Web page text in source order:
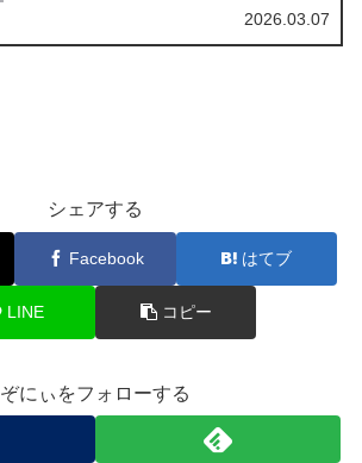
2026.03.07
シェアする
Facebook はてブ
LINE コピー
ぞにぃをフォローする